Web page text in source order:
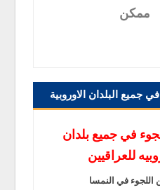
ممكن
جميع البلدان الاوروبية
في جميع بلدان
للعراقيين
اللجوء في النمسا